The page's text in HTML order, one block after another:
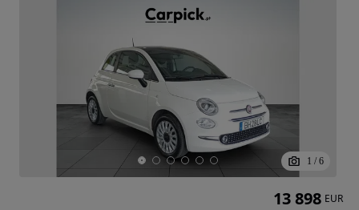
1 / 6
13 898 EUR